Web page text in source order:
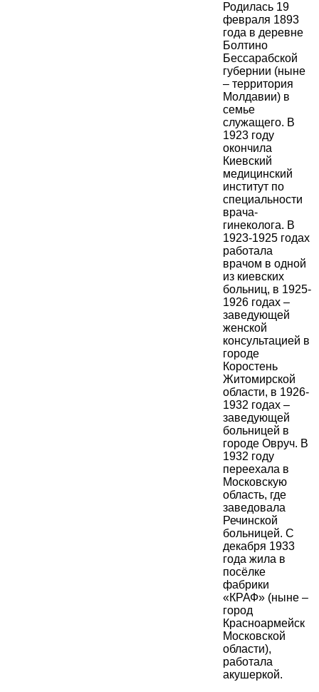
Родилась 19
февраля 1893
года в деревне
Болтино
Бессарабской
губернии (ныне
– территория
Молдавии) в
семье
служащего. В
1923 году
окончила
Киевский
медицинский
институт по
специальности
врача-
гинеколога. В
1923-1925 годах
работала
врачом в одной
из киевских
больниц, в 1925-
1926 годах –
заведующей
женской
консультацией в
городе
Коростень
Житомирской
области, в 1926-
1932 годах –
заведующей
больницей в
городе Овруч. В
1932 году
переехала в
Московскую
область, где
заведовала
Речинской
больницей. С
декабря 1933
года жила в
посёлке
фабрики
«КРАФ» (ныне –
город
Красноармейск
Московской
области),
работала
акушеркой.